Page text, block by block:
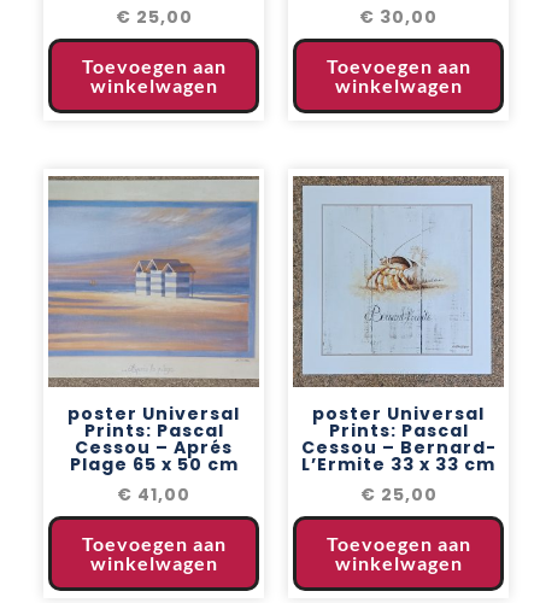
€ 25,00
Toevoegen aan
winkelwagen
€ 30,00
Toevoegen aan
winkelwagen
poster Universal
Prints: Pascal
Cessou – Aprés
Plage 65 x 50 cm
€ 41,00
Toevoegen aan
winkelwagen
poster Universal
Prints: Pascal
Cessou – Bernard-
L’Ermite 33 x 33 cm
€ 25,00
Toevoegen aan
winkelwagen